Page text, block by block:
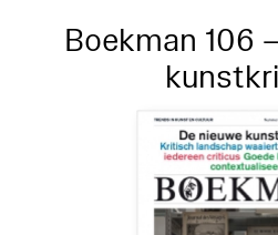
Boekman 106